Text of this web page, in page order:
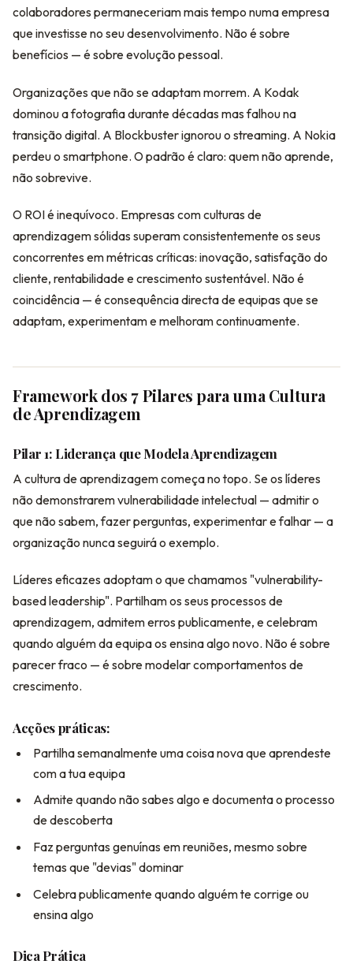
colaboradores permaneceriam mais tempo numa empresa
que investisse no seu desenvolvimento. Não é sobre
benefícios — é sobre evolução pessoal.
Organizações que não se adaptam morrem. A Kodak
dominou a fotografia durante décadas mas falhou na
transição digital. A Blockbuster ignorou o streaming. A Nokia
perdeu o smartphone. O padrão é claro: quem não aprende,
não sobrevive.
O ROI é inequívoco. Empresas com culturas de
aprendizagem sólidas superam consistentemente os seus
concorrentes em métricas críticas: inovação, satisfação do
cliente, rentabilidade e crescimento sustentável. Não é
coincidência — é consequência directa de equipas que se
adaptam, experimentam e melhoram continuamente.
Framework dos 7 Pilares para uma Cultura
de Aprendizagem
Pilar 1: Liderança que Modela Aprendizagem
A cultura de aprendizagem começa no topo. Se os líderes
não demonstrarem vulnerabilidade intelectual — admitir o
que não sabem, fazer perguntas, experimentar e falhar — a
organização nunca seguirá o exemplo.
Líderes eficazes adoptam o que chamamos "vulnerability-
based leadership". Partilham os seus processos de
aprendizagem, admitem erros publicamente, e celebram
quando alguém da equipa os ensina algo novo. Não é sobre
parecer fraco — é sobre modelar comportamentos de
crescimento.
Acções práticas:
Partilha semanalmente uma coisa nova que aprendeste
com a tua equipa
Admite quando não sabes algo e documenta o processo
de descoberta
Faz perguntas genuínas em reuniões, mesmo sobre
temas que "devias" dominar
Celebra publicamente quando alguém te corrige ou
ensina algo
Dica Prática